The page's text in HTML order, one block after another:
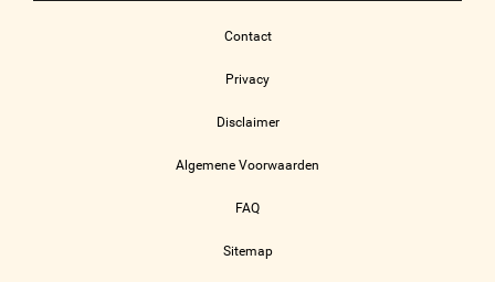
Contact
Privacy
Disclaimer
Algemene Voorwaarden
FAQ
Sitemap